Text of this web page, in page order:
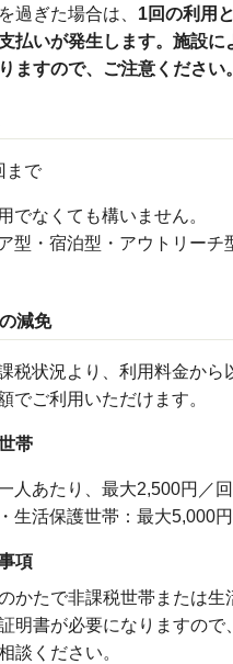
過ぎた場合は、 1回の利用
払いが発生します。施設に
ますので、ご注意ください。
まで
でなくても構いません。
型・宿泊型・アウトリーチ
減免
税状況より、利用料金から
でご利用いただけます。
帯
人あたり、最大2,500円／
生活保護世帯：最大5,000
項
かたで非課税世帯または生
明書が必要になりますので
談ください。